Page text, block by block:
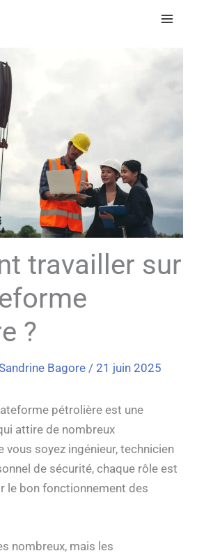
travailler sur
?
Bagore / 21 juin 2025
pétrolière est une
attire de nombreux
vous soyez ingénieur, technicien
de sécurité, chaque rôle est
le bon fonctionnement des
nombreux, mais les